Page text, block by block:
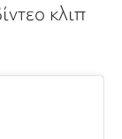
κλιπ